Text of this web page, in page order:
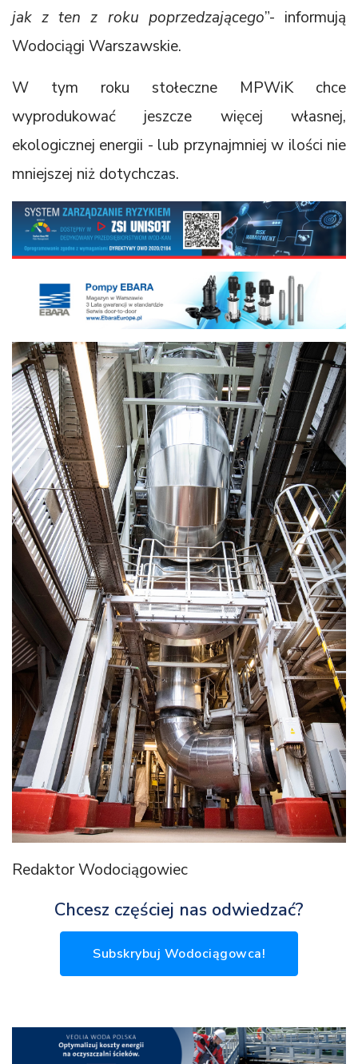
jak z ten z roku poprzedzającego”- informują
Wodociągi Warszawskie.
W tym roku stołeczne MPWiK chce
wyprodukować jeszcze więcej własnej,
ekologicznej energii - lub przynajmniej w ilości nie
mniejszej niż dotychczas.
Redaktor Wodociągowiec
Chcesz częściej nas odwiedzać?
Subskrybuj Wodociągowca!